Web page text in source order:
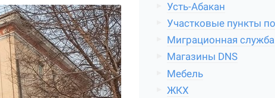
Усть-Абакан
Участковые пункты
Миграционная служба
Магазины DNS
Мебель
ЖКХ